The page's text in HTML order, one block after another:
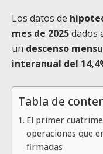
Los datos de
mes de 2025dados
un descenso
interanual del
Tabla de
El primer
operaciones que
firmadas